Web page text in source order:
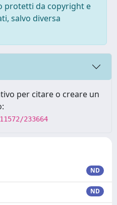
protetti da copyright e
salvo diversa
per citare o creare un
233664
ND
ND